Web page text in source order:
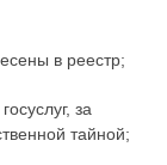
в реестр;
за
тайной;